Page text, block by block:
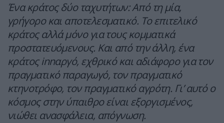
Ένα κράτος δύο ταχυτήτων: Από τη μία,
γρήγορο και αποτελεσματικό. Το επιτελικό
κράτος αλλά μόνο για τους κομματικά
προστατευόμενους. Και από την άλλη, ένα
κράτος innαργό, εχθρικό και αδιάφορο για τον
πραγματικό παραγωγό, τον πραγματικό
κτηνοτρόφο, τον πραγματικό αγρότη. Γι’ αυτό ο
κόσμος στην ύπαιθρο είναι εξοργισμένος,
νιώθει ανασφάλεια, απόγνωση.